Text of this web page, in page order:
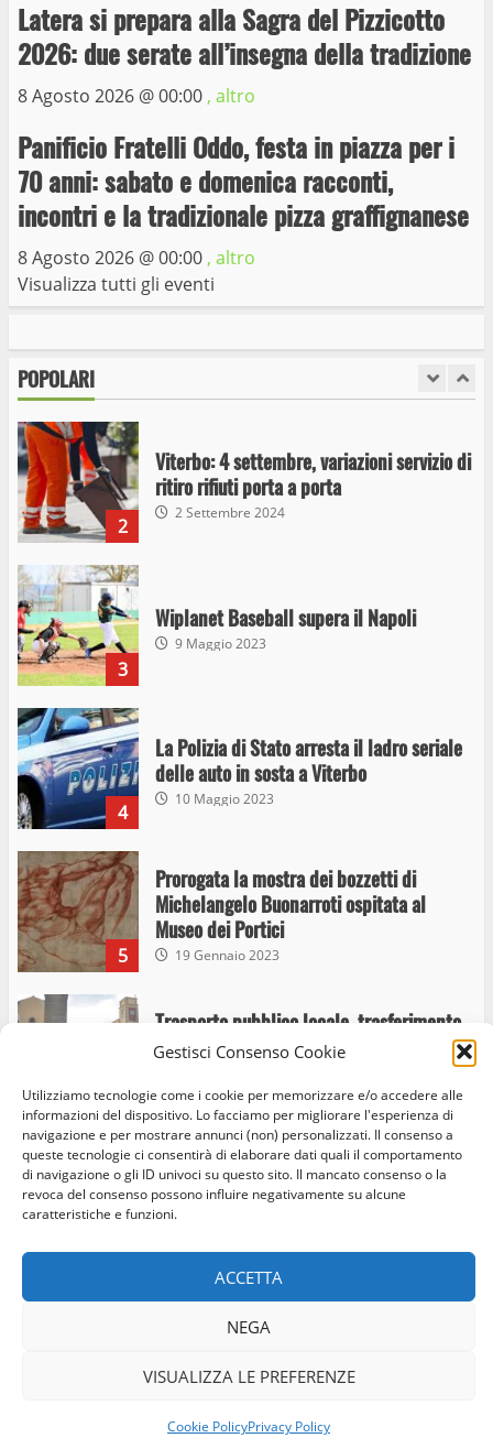
Gestisci Consenso Cookie
Utilizziamo tecnologie come i cookie per memorizzare e/o accedere alle
informazioni del dispositivo. Lo facciamo per migliorare l'esperienza di
navigazione e per mostrare annunci (non) personalizzati. Il consenso a
queste tecnologie ci consentirà di elaborare dati quali il comportamento
di navigazione o gli ID univoci su questo sito. Il mancato consenso o la
revoca del consenso possono influire negativamente su alcune
caratteristiche e funzioni.
ACCETTA
NEGA
VISUALIZZA LE PREFERENZE
Cookie PolicyPrivacy Policy
Latera si prepara alla Sagra del Pizzicotto
2026: due serate all’insegna della tradizione
8 Agosto 2026 @00:00 , altro
Panificio Fratelli Oddo, festa in piazza per i
70 anni: sabato e domenica racconti,
incontri e la tradizionale pizza graffignanese
8 Agosto 2026 @00:00 , altro
Visualizza tutti gli eventi
POPOLARI
6
Trasporto pubblico locale, trasferimento
capolinea al terminal Riello dal 15 al 17
giugno
15 Giugno 2023
Giochi Sportivi Studenteschi di Atletica a
Viterbo
10 Maggio 2023
I Carabinieri arrestano due giovani per
stupefacenti
2
Viterbo: 4 settembre, variazioni servizio di
ritiro rifiuti porta a porta
2 Settembre 2024
3
Wiplanet Baseball supera il Napoli
9 Maggio 2023
4
La Polizia di Stato arresta il ladro seriale
delle auto in sosta a Viterbo
10 Maggio 2023
5
Prorogata la mostra dei bozzetti di
Michelangelo Buonarroti ospitata al
Museo dei Portici
19 Gennaio 2023
6
Trasporto pubblico locale, trasferimento
capolinea al terminal Riello dal 15 al 17
15 Giugno 2023
Giochi Sportivi Studenteschi di Atletica a
Viterbo
I Carabinieri arrestano due giovani per
detenzione ai fini di spaccio di sostanze
26 Agosto 2023
Home Privacy Policy Cookie Policy Contatti
© Occhio Viterbese - Codice 90148040562 - N° iscrizione
ROC:39156 - Tutti i diritti riservati